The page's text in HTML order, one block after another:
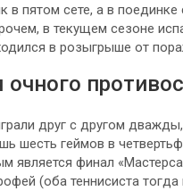
в пятом сете, а в
в текущем сезоне
в розыгрыше от
очного
друг с другом
шесть геймов в
является финал
(оба теннисиста